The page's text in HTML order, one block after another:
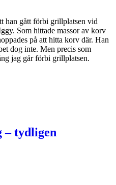
han gått förbi grillplatsen vid
Som hittade massor av korv
på att hitta korv där. Han
dog inte. Men precis som
jag går förbi grillplatsen.
– tydligen